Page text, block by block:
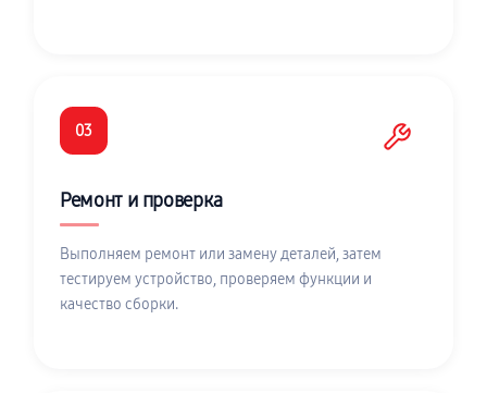
03
Ремонт и проверка
Выполняем ремонт или замену деталей, затем
тестируем устройство, проверяем функции и
качество сборки.